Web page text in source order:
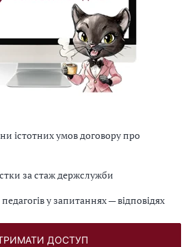
істотних умов договору про
за стаж держслужби
у запитаннях — відповідях
ДОСТУП